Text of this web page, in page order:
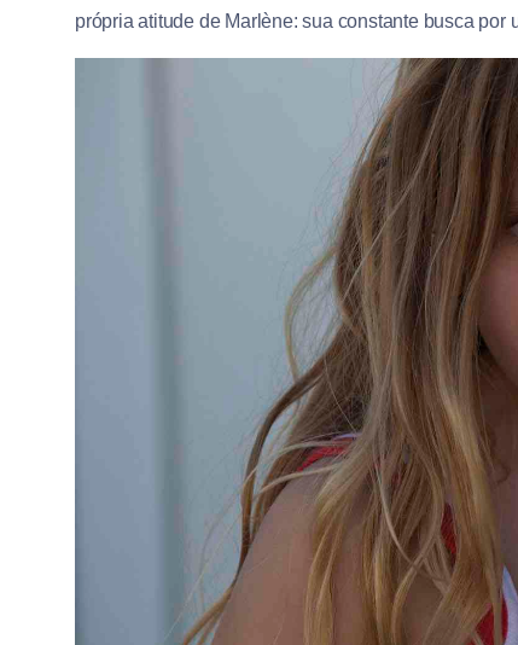
própria atitude de Marlène: sua constante busca